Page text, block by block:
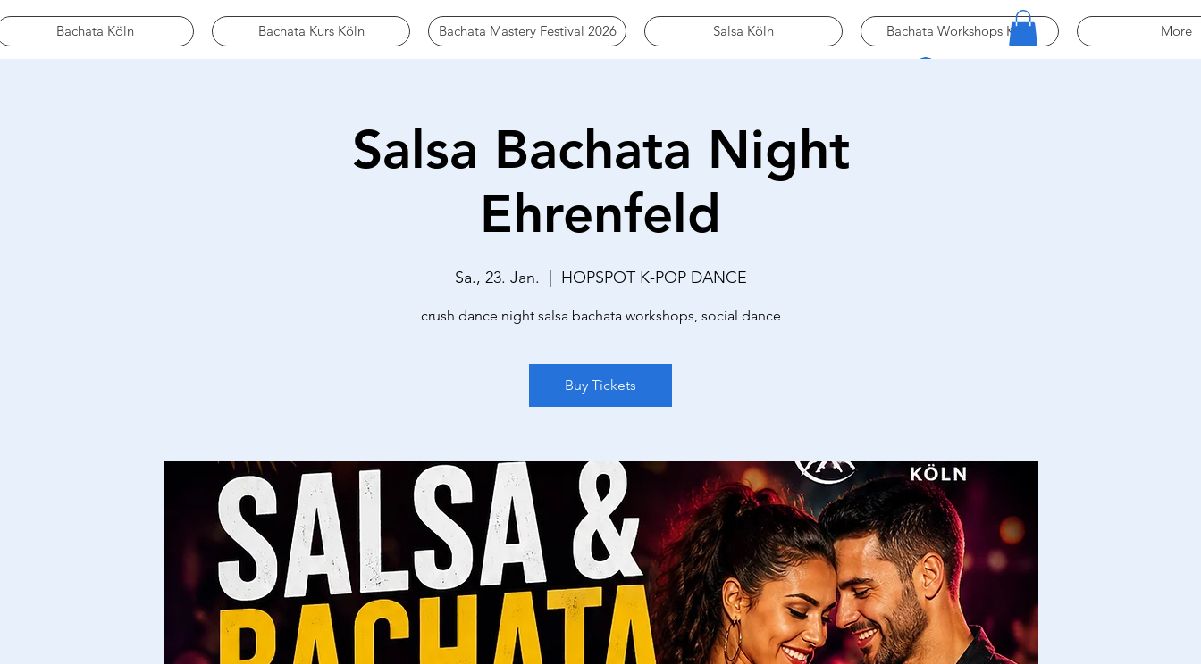
Bachata Köln Bachata Kurs Köln Bachata Mastery Festival 2026 Salsa Köln Bachata Workshops Köln More
Salsa Bachata Night
Ehrenfeld
Sa., 23. Jan.
  |
HOPSPOT K-POP DANCE
crush dance night salsa bachata workshops, social dance
Buy Tickets